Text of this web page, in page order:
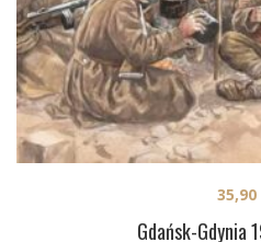
Gdańsk-Gdynia
35,90